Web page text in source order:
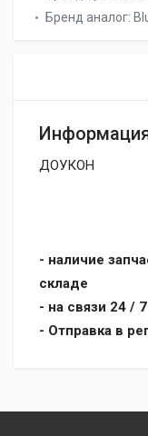
Бренд аналог:
ДОУКОН
- наличие
складе
- на связи 24 / 7
- Отправка в